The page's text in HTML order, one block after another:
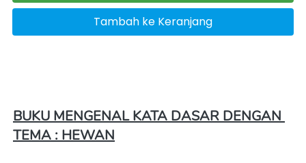
`Tambah ke Keranjang
BUKU MENGENAL KATA DASAR DENGAN
TEMA : HEWAN